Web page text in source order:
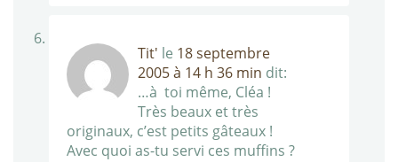
Tit' le 18 septembre
2005 à 14 h 36 min dit:
…à toi même, Cléa !
Très beaux et très
originaux, c’est petits gâteaux !
Avec quoi as-tu servi ces muffins ?